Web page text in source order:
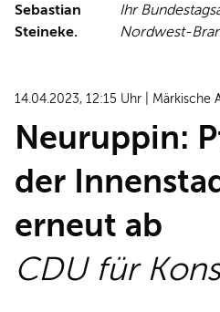
Sebastian
Steineke.
Ihr
Nordwest-
14.04.2023, 12:15 Uhr | Märkische
Neuruppin:
der
erneut ab
CDU für